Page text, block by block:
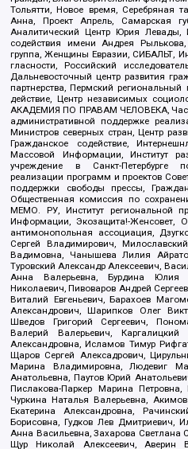
Тольятти, Новое время, Серебряная
Анна, Проект Апрель, Самарская
Аналитический Центр Юрия Левады,
содействия имени Андрея
группа, Женщины Евразии, СИБАЛЬТ,
гласности, Российский
Дальневосточный центр развития
партнерства, Пермский
действие, Центр независимых
АКАДЕМИЯ ПО ПРАВАМ ЧЕЛОВЕКА,
административной поддержке
Министров северных стран, Центр
Гражданское содействие,
Массовой Информации, Институт
учреждение в Санкт-Петербурге
реализации программ и проектов
поддержки свободы прессы,
Общественная комиссия по
МЕМО. РУ, Институт региональной
Информации, Экозащита!-Женсовет,
антимонопольная ассоциация,
Сергей Владимирович,
Вадимовна, Чанышева Лилия
Туровский Александр Алексеевич,
Анна Валерьевна, Бурдина Юлия
Николаевич, Пивоваров Андрей
Виталий Евгеньевич, Барахоев
Александрович, Шарипков Олег
Шведов Григорий Сергеевич,
Валерий Валерьевич,
Александровна, Исламов Тимур
Щаров Сергей Алексадрович,
Марина Владимировна, Людевиг
Анатольевна, Паутов Юрий
Пислакова-Паркер Марина
Чуркина Наталья Валерьевна,
Екатерина Александровна,
Борисовна, Гудков Лев Дмитриевич,
Анна Васильевна, Захарова Светлана
Щур Николай Алексеевич, Аверин